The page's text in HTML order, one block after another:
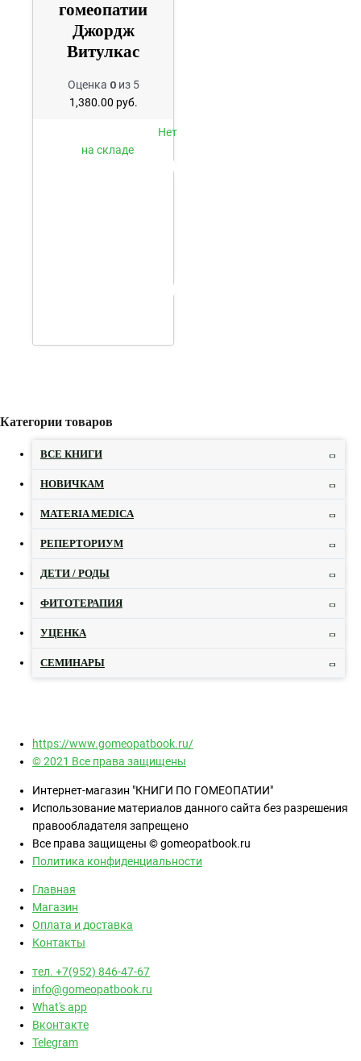
Категории товаров
ВСЕ КНИГИ
НОВИЧКАМ
MATERIA MEDICA
РЕПЕРТОРИУМ
ДЕТИ / РОДЫ
ФИТОТЕРАПИЯ
УЦЕНКА
СЕМИНАРЫ
Нет
на складе
гомеопатии
Джордж
Витулкас
Оценка 0из 5
1,380.00 руб.
https://www.gomeopatbook.ru/
© 2021 Все права защищены
Интернет-магазин "КНИГИ ПО ГОМЕОПАТИИ"
Использование материалов данного сайта без разрешения
правообладателя запрещено
Все права защищены © gomeopatbook.ru
Политика конфиденциальности
Главная
Магазин
Оплата и доставка
Контакты
тел. +7(952) 846-47-67
info@gomeopatbook.ru
What's app
Вконтакте
Telegram